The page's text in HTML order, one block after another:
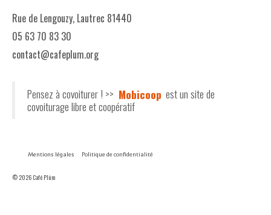
Rue de Lengouzy, Lautrec 81440
05 63 70 83 30
contact@cafeplum.org
Pensez à covoiturer ! >> Mobicoop est un site de
covoiturage libre et coopératif
Mentions légales Politique de confidentialité
© 2026 Café Plùm